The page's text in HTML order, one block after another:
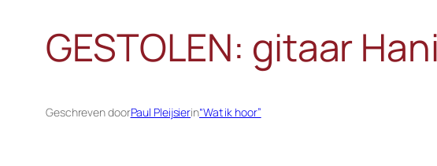
GESTOLEN: gitaar
Geschreven doorPaul Pleijsierin“Wat ik hoor”